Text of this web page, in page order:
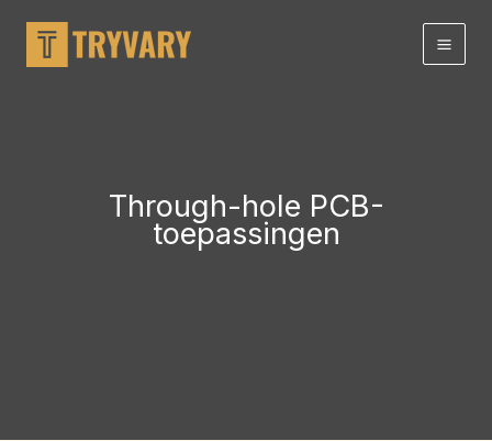
artikel
Through-hole PCB-
toepassingen